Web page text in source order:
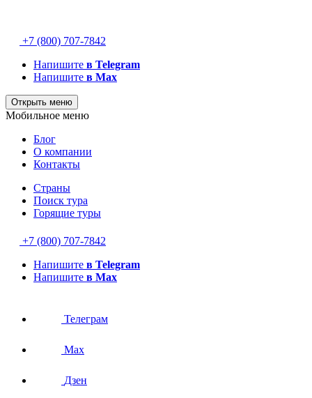
+7 (800) 707-7842
Напишите в Telegram
Напишите в Max
Открыть меню
Мобильное меню
Блог
О компании
Контакты
Страны
Поиск тура
Горящие туры
+7 (800) 707-7842
Напишите в Telegram
Напишите в Max
Телеграм
Max
Дзен